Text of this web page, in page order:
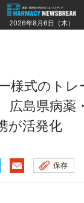
2026年8月6日（木）
様式のトレ
島県病薬
が活発化
保存